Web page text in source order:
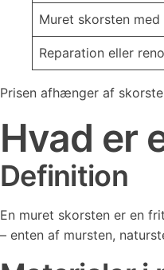
Muret skorsten
Reparation eller
Prisen afhænger af
Hvad er
Definition
En muret skorsten er en
– enten af mursten,